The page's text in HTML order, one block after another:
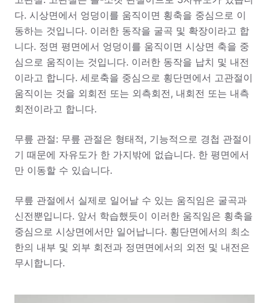
다. 시상면에서 엉덩이를 움직이면 횡축을 중심으로 이
동하는 것입니다. 이러한 동작을 굴곡 및 확장이라고 합
니다. 정면 평면에서 엉덩이를 움직이면 시상면 축을 중
심으로 움직이는 것입니다. 이러한 동작을 납치 및 내전
이라고 합니다. 세로축을 중심으로 횡단면에서 고관절이
움직이는 것을 외회전 또는 외측회전, 내회전 또는 내측
회전이라고 합니다.
무릎 관절: 무릎 관절은 형태적, 기능적으로 경첩 관절이
기 때문에 자유도가 한 가지밖에 없습니다. 한 평면에서
만 이동할 수 있습니다.
무릎 관절에서 실제로 일어날 수 있는 움직임은 굴곡과
신전뿐입니다. 앞서 학습했듯이 이러한 움직임은 횡축을
중심으로 시상면에서만 일어납니다. 횡단면에서의 최소
한의 내부 및 외부 회전과 정면면에서의 외전 및 내전은
무시합니다.